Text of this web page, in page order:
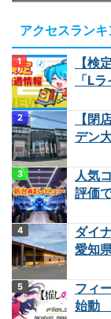
アクセスラン
【検
「L
【閉
デン
人気
評価
ダイ
愛知
フィ
始動